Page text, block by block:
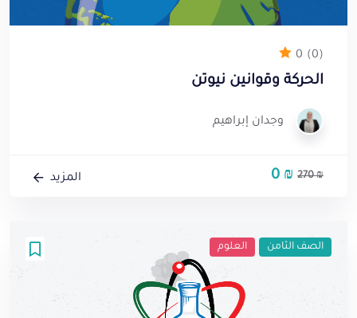
0 (0)
الحركة وقوانين نيوتن
وجدان إبراهيم
270₪
السعر
270 ₪.
0₪
السعر
0 ₪.
المزيد
الصف الثامن العلوم